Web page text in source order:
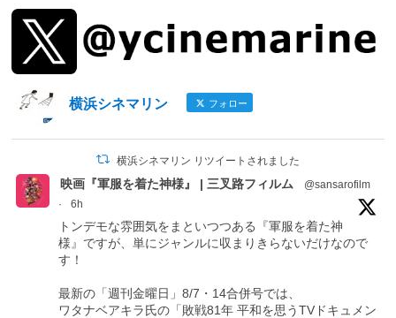
横浜シネマリン フォロー
横浜シネマリン リツイートされました
映画『軍服を着た神様』 | 三叉路フィルム
@sansarofilm
·
6h
トンデモな雰囲気をまといつつある『軍服を着た神
様』ですが、単にジャンルに収まりきらないだけなので
す！
最新の「週刊金曜日」8/7・14合併号では、
ワタナベアキラ氏の「敗戦81年 平和を思うTVドキュメン